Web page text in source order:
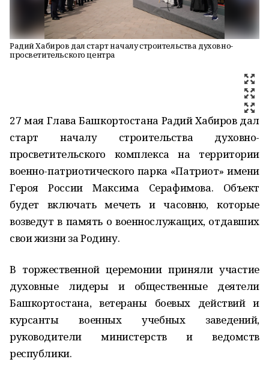
Радий Хабиров дал старт началу строительства духовно-
просветительского центра
27 мая Глава Башкортостана Радий Хабиров дал
старт началу строительства духовно-
просветительского комплекса на территории
военно-патриотического парка «Патриот» имени
Героя России Максима Серафимова. Объект
будет включать мечеть и часовню, которые
возведут в память о военнослужащих, отдавших
свои жизни за Родину.
В торжественной церемонии приняли участие
духовные лидеры и общественные деятели
Башкортостана, ветераны боевых действий и
курсанты военных учебных заведений,
руководители министерств и ведомств
республики.